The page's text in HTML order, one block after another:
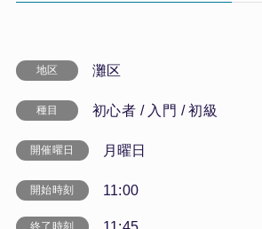
地区 灘区
種目 初心者 / 入門 / 初級
開催曜日 月曜日
開始時刻 11:00